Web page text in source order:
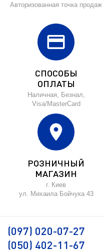
Авторизованная точка продаж
credit_card
СПОСОБЫ
ОПЛАТЫ
Наличная, Безнал,
Visa/MasterCard
location_on
РОЗНИЧНЫЙ
МАГАЗИН
г. Киев
ул. Михаила Бойчука 43
(097) 020-07-27
(050) 402-11-67